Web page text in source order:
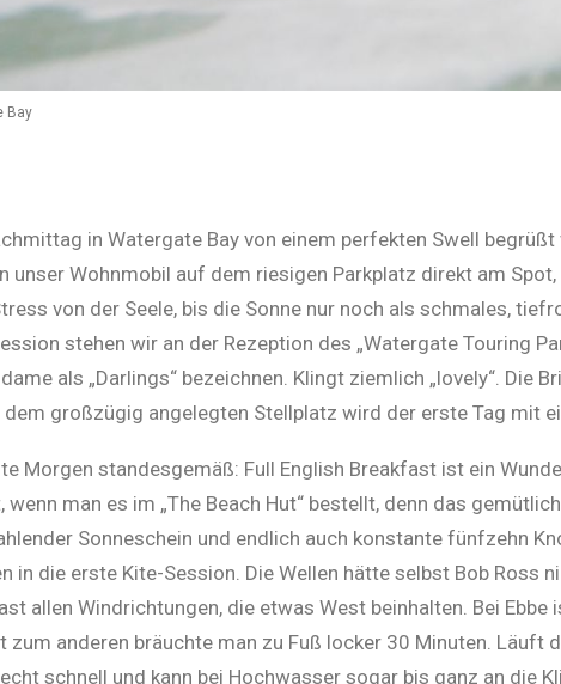
Bay
in Watergate Bay von einem perfekten Swell
unser Wohnmobil auf dem riesigen Parkplatz direkt am
von der Seele, bis die Sonne nur noch als schmales,
stehen wir an der Rezeption des „Watergate Touring
als „Darlings“ bezeichnen. Klingt ziemlich „lovely“. Die
dem großzügig angelegten Stellplatz wird der erste Tag mit
Morgen standesgemäß: Full English Breakfast ist ein
man es im „The Beach Hut“ bestellt, denn das
Sonneschein und endlich auch konstante fünfzehn
in die erste Kite-Session. Die Wellen hätte selbst Bob Ross
allen Windrichtungen, die etwas West beinhalten. Bei
zum anderen bräuchte man zu Fuß locker 30 Minuten. Läuft
schnell und kann bei Hochwasser sogar bis ganz an die